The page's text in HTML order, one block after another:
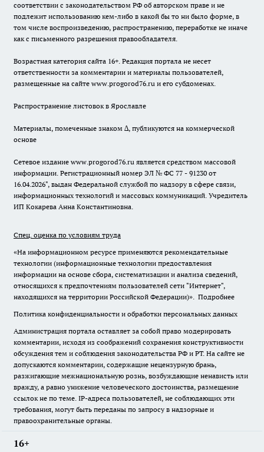
соответствии с законодательством РФ об авторском праве и не
подлежит использованию кем-либо в какой бы то ни было форме, в
том числе воспроизведению, распространению, переработке не иначе
как с письменного разрешения правообладателя.
Возрастная категория сайта 16+. Редакция портала не несет
ответственности за комментарии и материалы пользователей,
размещенные на сайте www.progorod76.ru и его субдоменах.
Распространение листовок в Ярославле
Материалы, помеченные знаком ∆, публикуются на коммерческой
основе
Сетевое издание www.progorod76.ru является средством массовой
информации. Регистрационный номер ЭЛ № ФС 77 - 91230 от
16.04.2026", выдан Федеральной службой по надзору в сфере связи,
информационных технологий и массовых коммуникаций. Учредитель
ИП Кокарева Анна Константиновна.
Спец. оценка по условиям труда
«На информационном ресурсе применяются рекомендательные
технологии (информационные технологии предоставления
информации на основе сбора, систематизации и анализа сведений,
относящихся к предпочтениям пользователей сети "Интернет",
находящихся на территории Российской Федерации)». Подробнее
Политика конфиденциальности и обработки персональных данных
Администрация портала оставляет за собой право модерировать
комментарии, исходя из соображений сохранения конструктивности
обсуждения тем и соблюдения законодательства РФ и РТ. На сайте не
допускаются комментарии, содержащие нецензурную брань,
разжигающие межнациональную рознь, возбуждающие ненависть или
вражду, а равно унижение человеческого достоинства, размещение
ссылок не по теме. IP-адреса пользователей, не соблюдающих эти
требования, могут быть переданы по запросу в надзорные и
правоохранительные органы.
16+